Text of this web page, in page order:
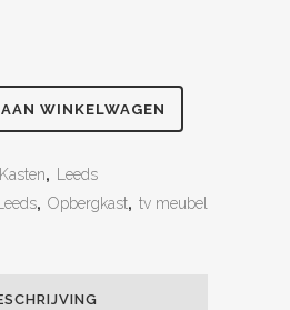
WINKELWAGEN
Kasten, Leeds
, Opbergkast, tv meubel